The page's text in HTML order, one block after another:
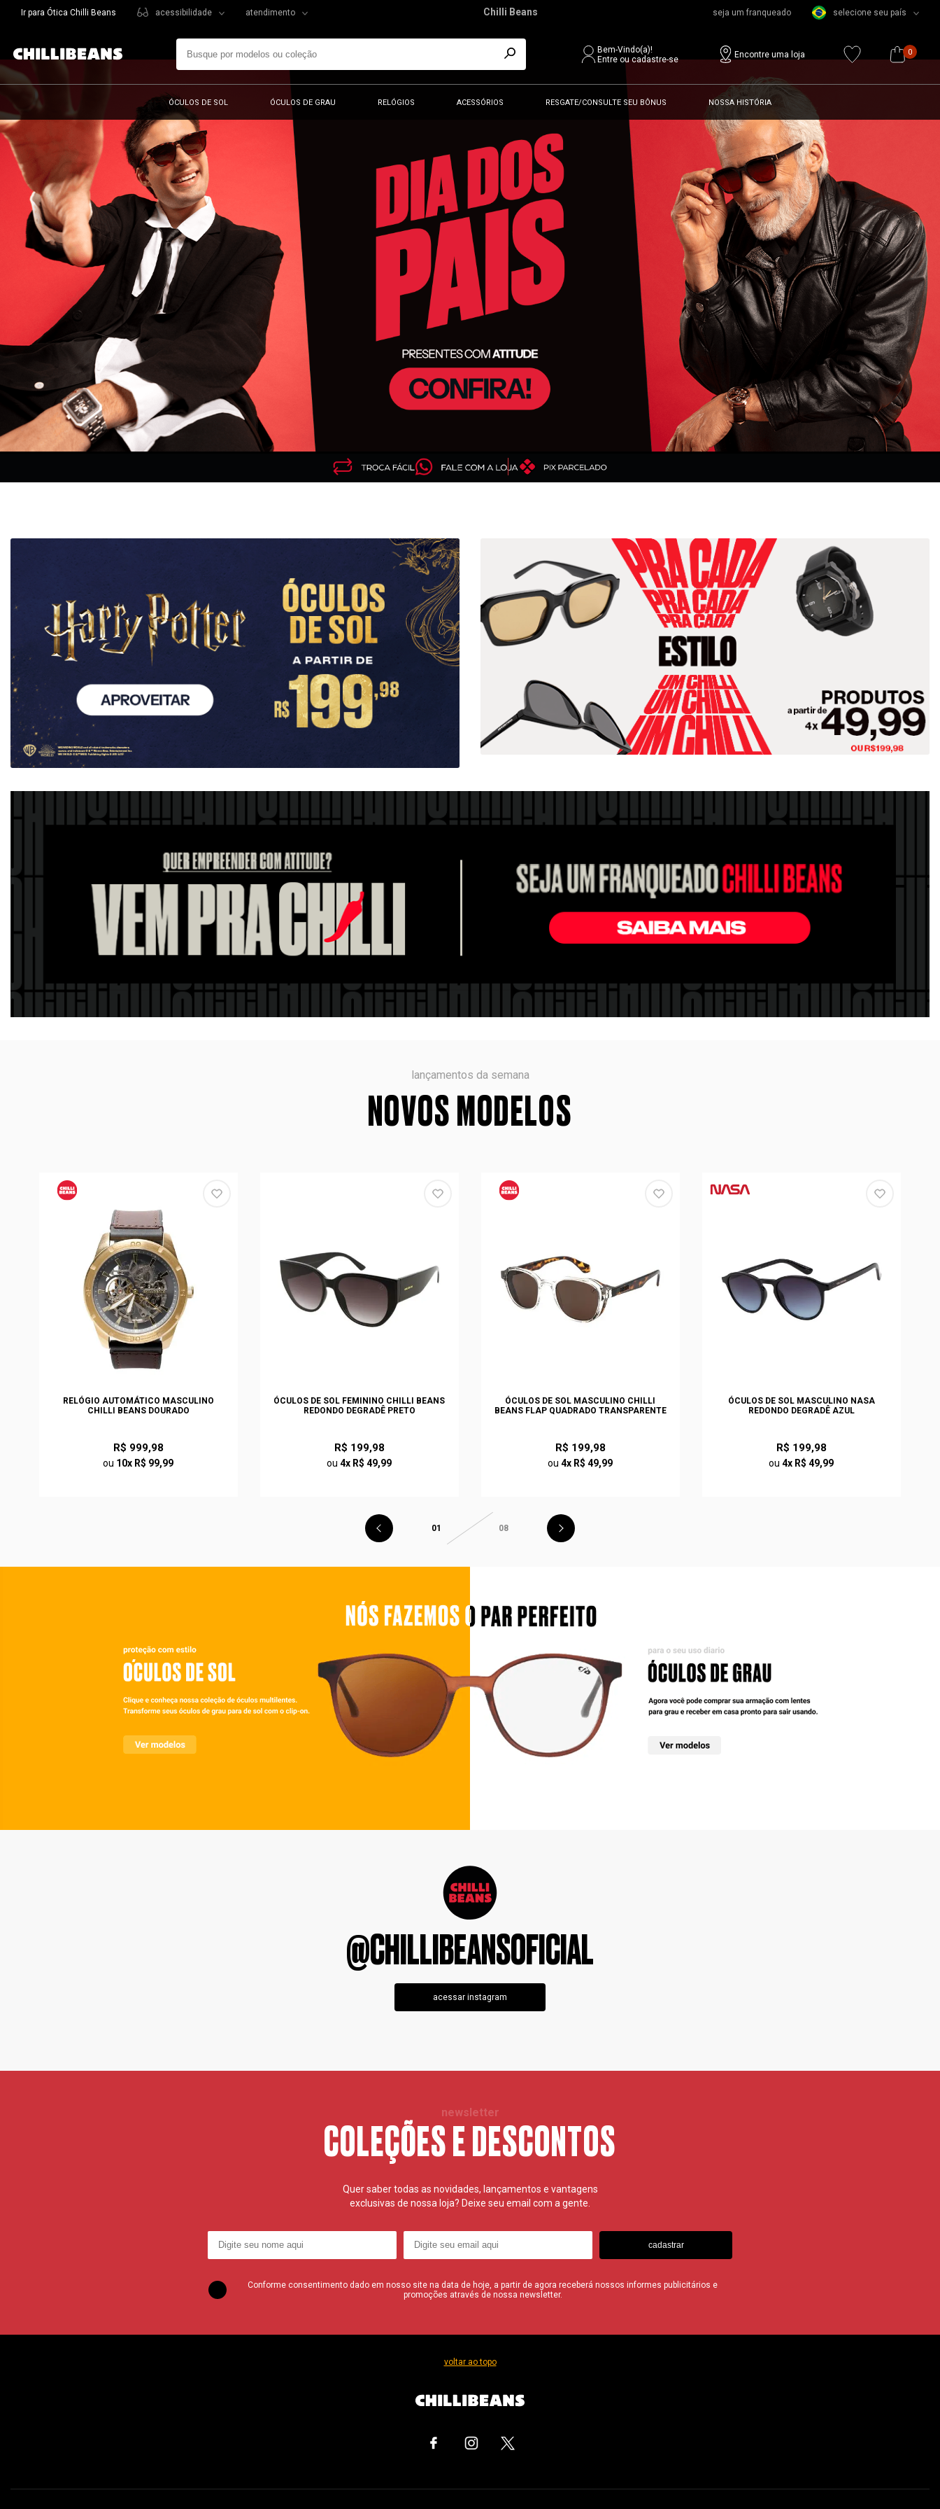
Ir para Ótica Chilli Beans acessibilidade atendimento Chilli Beans seja um franqueado selecione seu país
Bem-Vindo(a)!
Entre ou cadastre-se
Encontre uma loja 0
ÓCULOS DE SOL ÓCULOS DE GRAU RELÓGIOS ACESSÓRIOS RESGATE/CONSULTE SEU BÔNUS NOSSA HISTÓRIA
lançamentos da semana
NOVOS MODELOS
RELÓGIO AUTOMÁTICO MASCULINO
CHILLI BEANS DOURADO
R$ 999,98
ou 10x R$ 99,99
ÓCULOS DE SOL FEMININO CHILLI BEANS
REDONDO DEGRADÊ PRETO
R$ 199,98
ou4x R$ 49,99
ÓCULOS DE SOL MASCULINO CHILLI
BEANS FLAP QUADRADO TRANSPARENTE
R$ 199,98
ou4x R$ 49,99
ÓCULOS DE SOL MASCULINO NASA
REDONDO DEGRADÊ AZUL
R$ 199,98
ou4x R$ 49,99
01 08
@CHILLIBEANSOFICIAL
acessar instagram
newsletter
COLEÇÕES E DESCONTOS
Quer saber todas as novidades, lançamentos e vantagens
exclusivas de nossa loja? Deixe seu email com a gente.
cadastrar
Conforme consentimento dado em nosso site na data de hoje, a partir de agora receberá nossos informes publicitários e
promoções através de nossa newsletter.
voltar ao topo